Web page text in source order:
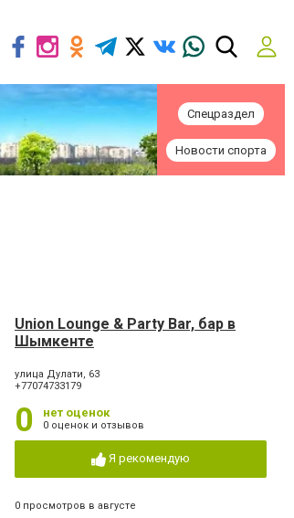
Спецраздел
Новости спорта
Union Lounge & Party Bar, бар в
Шымкенте
улица Дулати, 63
+77074733179
0 нет оценок
0 оценок и отзывов
Я рекомендую
0 просмотров в августе